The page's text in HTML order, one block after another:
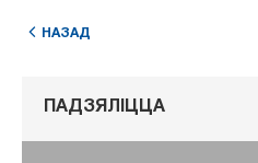
НАЗАД
ПАДЗЯЛІЦЦА